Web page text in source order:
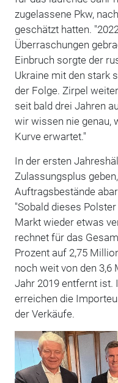
zugelassene Pkw,
geschätzt hatten.
Überraschungen
Einbruch sorgte der
Ukraine mit den stark
der Folge. Zirpel
seit bald drei Jahren
wir wissen nie genau,
Kurve erwartet."
In der ersten
Zulassungsplus
Auftragsbestände
"Sobald dieses
Markt wieder etwas
rechnet für das
Prozent auf 2,75
noch weit von den 3,6
Jahr 2019 entfernt ist.
erreichen die
der Verkäufe.